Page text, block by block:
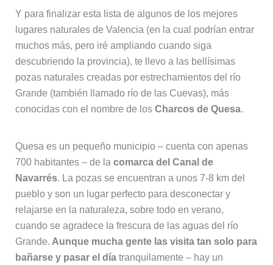
Y para finalizar esta lista de algunos de los mejores
lugares naturales de Valencia (en la cual podrían entrar
muchos más, pero iré ampliando cuando siga
descubriendo la provincia), te llevo a las bellísimas
pozas naturales creadas por estrechamientos del río
Grande (también llamado río de las Cuevas), más
conocidas con el nombre de los Charcos de Quesa.
Quesa es un pequeño municipio – cuenta con apenas
700 habitantes – de la comarca del Canal de
Navarrés. La pozas se encuentran a unos 7-8 km del
pueblo y son un lugar perfecto para desconectar y
relajarse en la naturaleza, sobre todo en verano,
cuando se agradece la frescura de las aguas del río
Grande. Aunque mucha gente las visita tan solo para
bañarse y pasar el díatranquilamente – hay un